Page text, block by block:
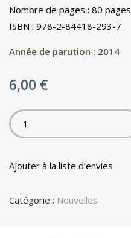
Nombre de pages : 80 pages
ISBN : 978-2-84418-293-7
Année de parution : 2014
6,00 €
Ajouter à la liste d’envies
Catégorie : Nouvelles